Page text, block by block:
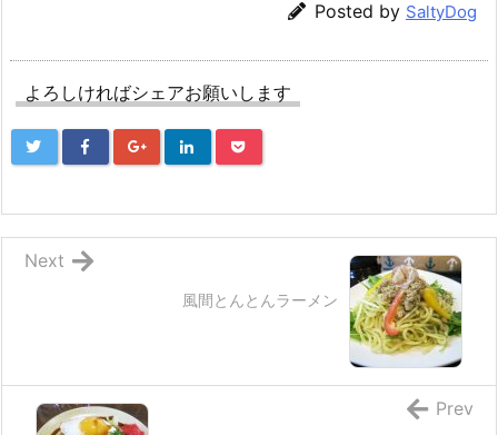
Posted by SaltyDog
よろしければシェアお願いします
風間とんとんラーメン
Next
Prev